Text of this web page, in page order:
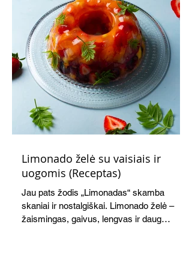
Limonado želė su vaisiais ir
uogomis (Receptas)
Jau pats žodis „Limonadas“ skamba
skaniai ir nostalgiškai. Limonado želė –
žaismingas, gaivus, lengvas ir daug